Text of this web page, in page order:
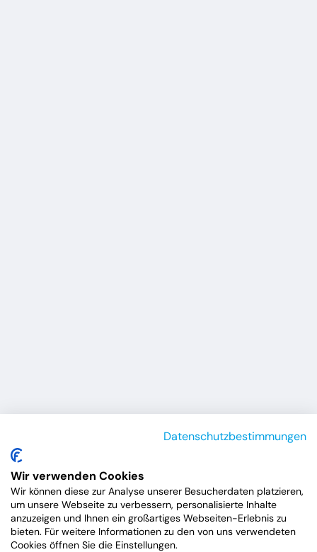
Datenschutzbestimmungen
Wir verwenden Cookies
Wir können diese zur Analyse unserer Besucherdaten platzieren,
um unsere Webseite zu verbessern, personalisierte Inhalte
anzuzeigen und Ihnen ein großartiges Webseiten-Erlebnis zu
bieten. Für weitere Informationen zu den von uns verwendeten
Cookies öffnen Sie die Einstellungen.